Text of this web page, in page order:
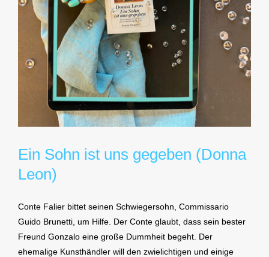
Ein Sohn ist uns gegeben (Donna
Leon)
Conte Falier bittet seinen Schwiegersohn, Commissario
Guido Brunetti, um Hilfe. Der Conte glaubt, dass sein bester
Freund Gonzalo eine große Dummheit begeht. Der
ehemalige Kunsthändler will den zwielichtigen und einige